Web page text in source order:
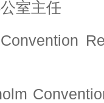
室主任